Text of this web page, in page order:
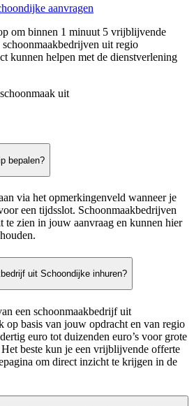
aanvragen
om binnen 1 minuut 5 vrijblijvende
uit regio
kunnen helpen met de dienstverlening
uit
bepalen?
via het opmerkingenveld wanneer je
een tijdsslot. Schoonmaakbedrijven
zien in jouw aanvraag en kunnen hier
uit Schoondijke inhuren?
een schoonmaakbedrijf uit
op basis van jouw opdracht en van regio
euro tot duizenden euro’s voor grote
beste kun je een vrijblijvende offerte
om direct inzicht te krijgen in de